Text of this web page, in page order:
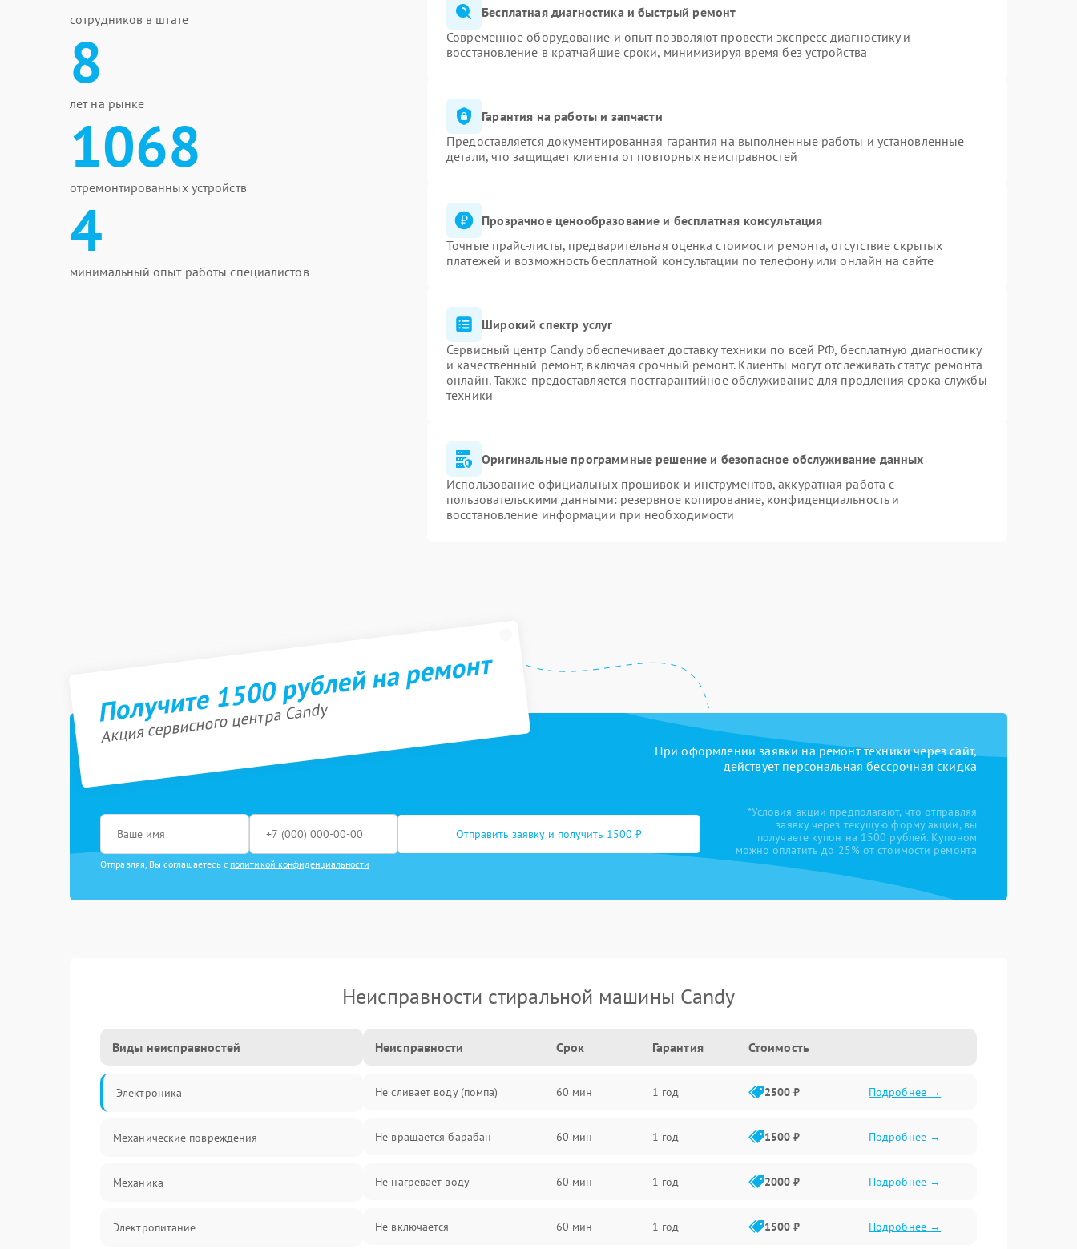
сотрудников в штате
8
лет на рынке
1068
отремонтированных устройств
4
минимальный опыт работы специалистов
Бесплатная диагностика и быстрый ремонт
Современное оборудование и опыт позволяют провести экспресс-диагностику и
восстановление в кратчайшие сроки, минимизируя время без устройства
Гарантия на работы и запчасти
Предоставляется документированная гарантия на выполненные работы и установленные
детали, что защищает клиента от повторных неисправностей
Прозрачное ценообразование и бесплатная консультация
Точные прайс-листы, предварительная оценка стоимости ремонта, отсутствие скрытых
платежей и возможность бесплатной консультации по телефону или онлайн на сайте
Широкий спектр услуг
Сервисный центр Candy обеспечивает доставку техники по всей РФ, бесплатную диагностику
и качественный ремонт, включая срочный ремонт. Клиенты могут отслеживать статус ремонта
онлайн. Также предоставляется постгарантийное обслуживание для продления срока службы
техники
Оригинальные программные решение и безопасное обслуживание данных
Использование официальных прошивок и инструментов, аккуратная работа с
пользовательскими данными: резервное копирование, конфиденциальность и
восстановление информации при необходимости
Получите 1500 рублей на ремонт
Акция сервисного центра Candy
При оформлении заявки на ремонт техники через сайт,
действует персональная бессрочная скидка
Отправить заявку и получить 1500 ₽
Отправляя, Вы соглашаетесь с политикой конфиденциальности
*Условия акции предполагают, что отправляя
заявку через текущую форму акции, вы
получаете купон на 1500 рублей. Купоном
можно оплатить до 25% от стоимости ремонта
Неисправности стиральной машины Candy
Виды неисправностей
Электроника
Механические повреждения
Механика
Электропитание
Неисправности Срок Гарантия Стоимость
Не сливает воду (помпа) 60 мин 1 год 2500 ₽ Подробнее →
Не вращается барабан 60 мин 1 год 1500 ₽ Подробнее →
Не нагревает воду 60 мин 1 год 2000 ₽ Подробнее →
Не включается 60 мин 1 год 1500 ₽ Подробнее →